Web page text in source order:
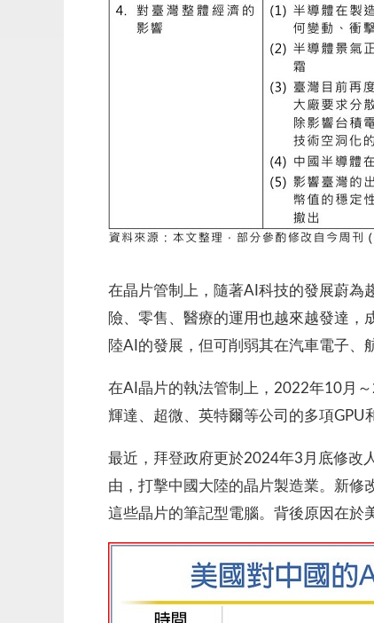
在晶片管制上，隨著AI科技的發展蔚為
險、零售、醫療的運用也越來越發達，
陸AI的發展，但可削弱其在汽車電子、
在AI晶片的執法管制上，2022年10月
輝達、超微、英特爾等公司的多項GPU
最近，拜登政府更於2024年3月底修改
由，打擊中國大陸的晶片製造業。新
這些晶片的筆記型電腦。背後原因在於